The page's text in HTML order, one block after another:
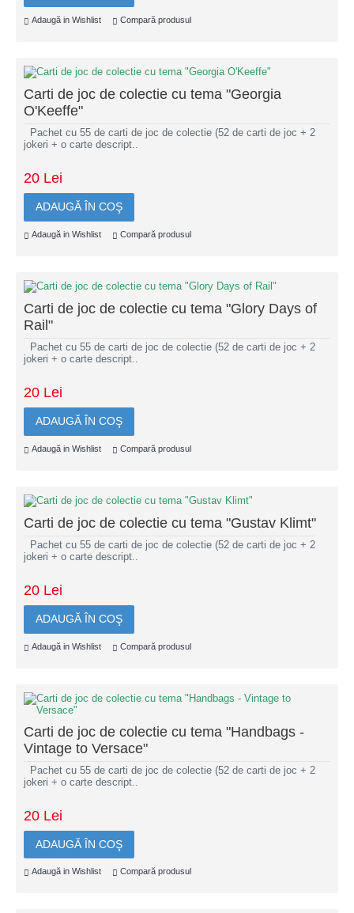
Adaugă in Wishlist Compară produsul
Carti de joc de colectie cu tema "Georgia
O'Keeffe"
Pachet cu 55 de carti de joc de colectie (52 de carti de joc + 2
jokeri + o carte descript..
20 Lei
ADAUGĂ ÎN COŞ
Adaugă in Wishlist Compară produsul
Carti de joc de colectie cu tema "Glory Days of
Rail"
Pachet cu 55 de carti de joc de colectie (52 de carti de joc + 2
jokeri + o carte descript..
20 Lei
ADAUGĂ ÎN COŞ
Adaugă in Wishlist Compară produsul
Carti de joc de colectie cu tema "Gustav Klimt"
Pachet cu 55 de carti de joc de colectie (52 de carti de joc + 2
jokeri + o carte descript..
20 Lei
ADAUGĂ ÎN COŞ
Adaugă in Wishlist Compară produsul
Carti de joc de colectie cu tema "Handbags -
Vintage to Versace"
Pachet cu 55 de carti de joc de colectie (52 de carti de joc + 2
jokeri + o carte descript..
20 Lei
ADAUGĂ ÎN COŞ
Adaugă in Wishlist Compară produsul